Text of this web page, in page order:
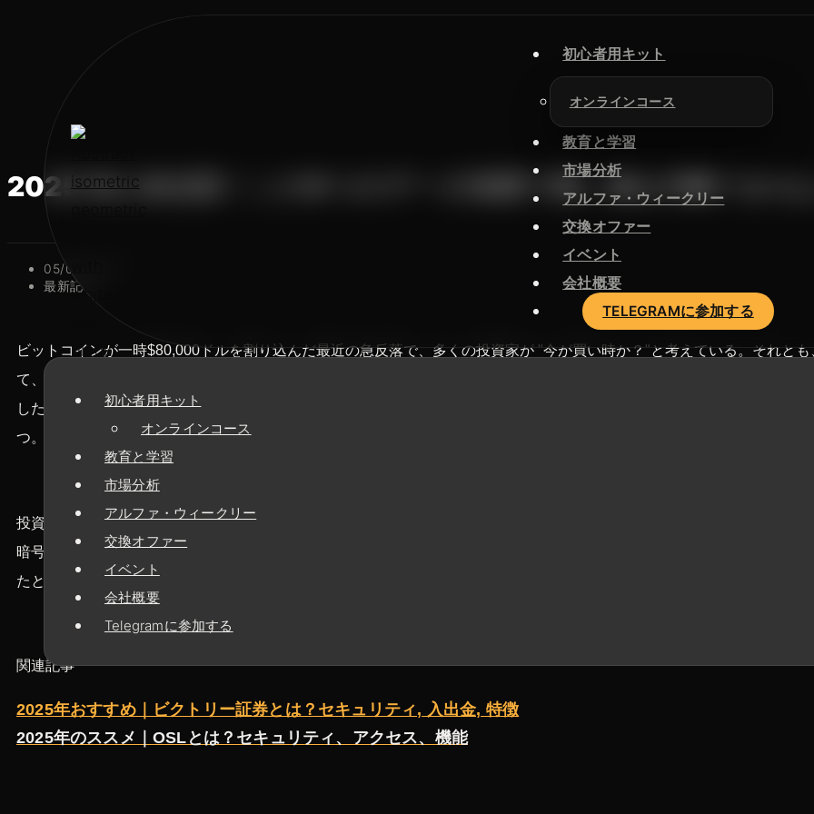
初心者用キット
オンラインコース
教育と学習
市場分析
アルファ・ウィークリー
交換オファー
イベント
会社概要
TELEGRAMに参加する
初心者用キット
オンラインコース
教育と学習
市場分析
アルファ・ウィークリー
交換オファー
イベント
会社概要
Telegramに参加する
2025 初心者必読！この6つのデータ指標で買い場を判断できる
05/03/2025
最新記事
ビットコインが一時$80,000ドルを割り込んだ最近の急反落で、多くの投資家が "今が買い時か？"と考えている。それと
て、暗号通貨への投資で最も重要なことは、以下のような感情的な判断を避けることである。
したりすることを避けるため。この記事は以下に基づいている。
つ。
投資初心者の場合、ビットコインの基本的な概念や市場力学に馴染みがないかもしれない。
暗号通貨への投資方法をゼロから理解し、入出金の方法、チェーンのエコシステムへの参加など、核となる知識や操作ス
たときに、よりわかりやすく理解できるようにします。
関連記事
2025年おすすめ｜ビクトリー証券とは？セキュリティ, 入出金, 特徴
2025年のススメ｜OSLとは？セキュリティ、アクセス、機能